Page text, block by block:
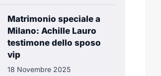
Matrimonio speciale a
Milano: Achille Lauro
testimone dello sposo
vip
18 Novembre 2025